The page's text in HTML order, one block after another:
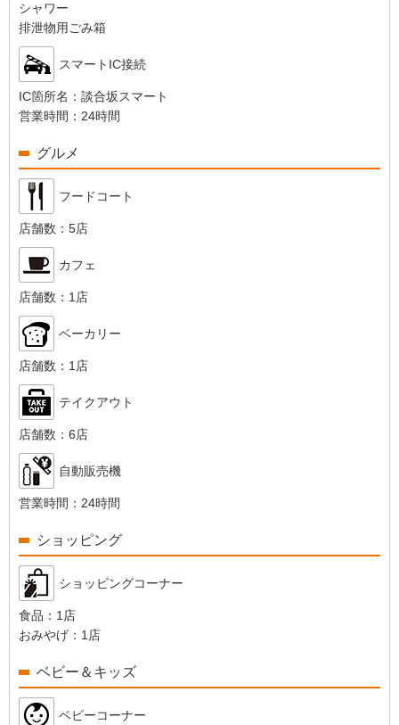
シャワー
排泄物用ごみ箱
スマートIC接続
IC箇所名： 談合坂スマート
営業時間： 24時間
グルメ
フードコート
店舗数： 5店
カフェ
店舗数： 1店
ベーカリー
店舗数： 1店
テイクアウト
店舗数： 6店
自動販売機
営業時間： 24時間
ショッピング
ショッピングコーナー
食品： 1店
おみやげ： 1店
ベビー＆キッズ
ベビーコーナー